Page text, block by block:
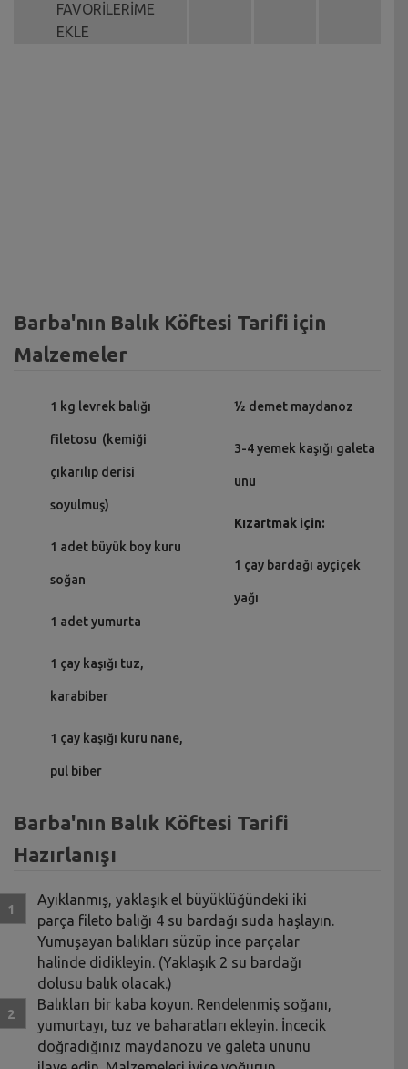
FAVORİLERİME
EKLE
Barba'nın Balık Köftesi Tarifi için
Malzemeler
1 kg levrek balığı
filetosu (kemiği
çıkarılıp derisi
soyulmuş)
1 adet büyük boy kuru
soğan
1 adet yumurta
1 çay kaşığı tuz,
karabiber
1 çay kaşığı kuru nane,
pul biber
½ demet maydanoz
3-4 yemek kaşığı galeta
unu
Kızartmak için:
1 çay bardağı ayçiçek
yağı
Barba'nın Balık Köftesi Tarifi
Hazırlanışı
Ayıklanmış, yaklaşık el büyüklüğündeki iki
parça fileto balığı 4 su bardağı suda haşlayın.
Yumuşayan balıkları süzüp ince parçalar
halinde didikleyin. (Yaklaşık 2 su bardağı
dolusu balık olacak.)
Balıkları bir kaba koyun. Rendelenmiş soğanı,
yumurtayı, tuz ve baharatları ekleyin. İncecik
doğradığınız maydanozu ve galeta ununu